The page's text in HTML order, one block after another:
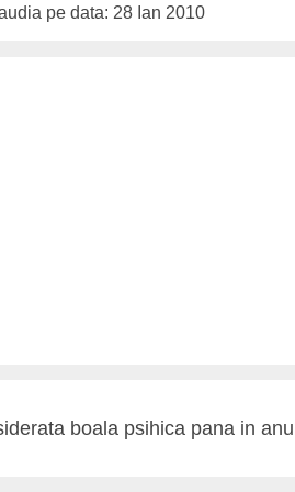
pe data: 28 Ian 2010
boala psihica pana in